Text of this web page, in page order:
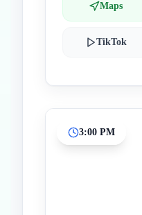
Maps
TikTok
3:00 PM